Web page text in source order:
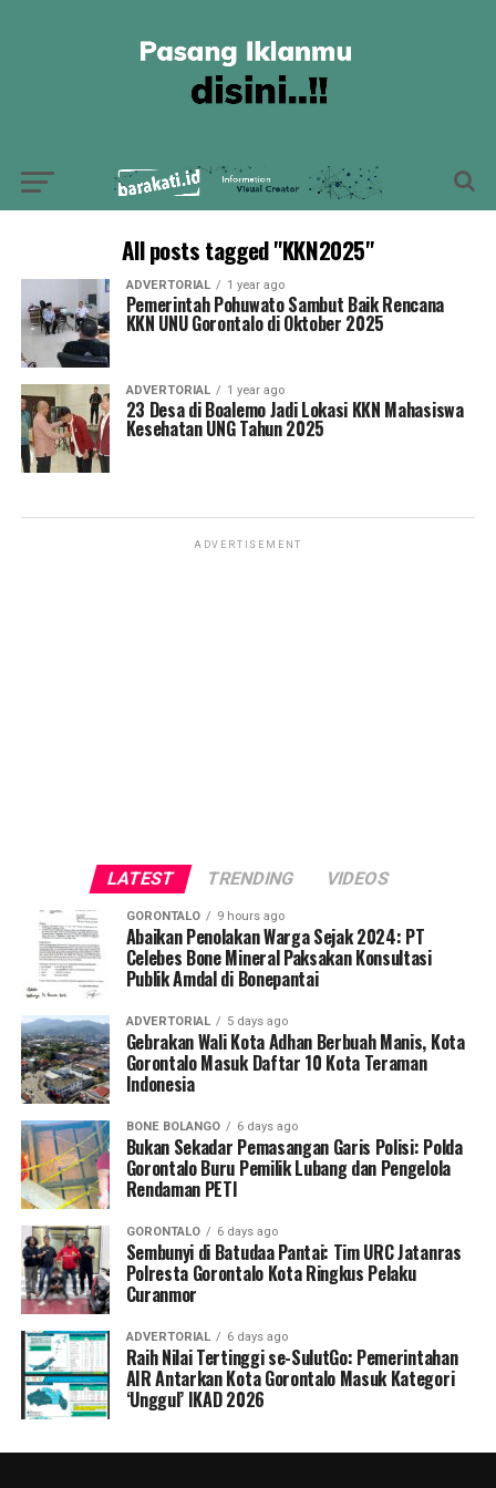
All posts tagged "KKN2025"
ADVERTORIAL 1 year ago
Pemerintah Pohuwato Sambut Baik Rencana
KKN UNU Gorontalo di Oktober 2025
ADVERTORIAL 1 year ago
23 Desa di Boalemo Jadi Lokasi KKN Mahasiswa
Kesehatan UNG Tahun 2025
ADVERTISEMENT
LATEST TRENDING VIDEOS
GORONTALO 9 hours ago
Abaikan Penolakan Warga Sejak 2024: PT
Celebes Bone Mineral Paksakan Konsultasi
Publik Amdal di Bonepantai
ADVERTORIAL 5 days ago
Gebrakan Wali Kota Adhan Berbuah Manis, Kota
Gorontalo Masuk Daftar 10 Kota Teraman
Indonesia
BONE BOLANGO 6 days ago
Bukan Sekadar Pemasangan Garis Polisi: Polda
Gorontalo Buru Pemilik Lubang dan Pengelola
Rendaman PETI
GORONTALO 6 days ago
Sembunyi di Batudaa Pantai: Tim URC Jatanras
Polresta Gorontalo Kota Ringkus Pelaku
Curanmor
ADVERTORIAL 6 days ago
Raih Nilai Tertinggi se-SulutGo: Pemerintahan
AIR Antarkan Kota Gorontalo Masuk Kategori
‘Unggul’ IKAD 2026